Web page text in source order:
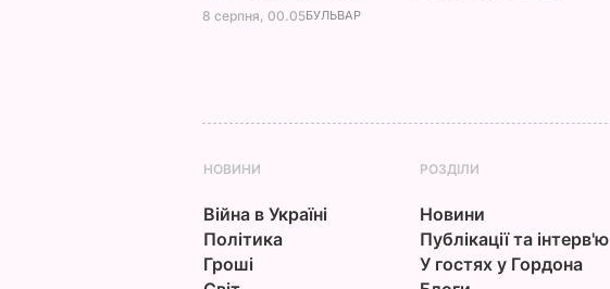
8 серпня, 00.05БУЛЬВАР
НОВИНИ
Війна в Україні
Політика
Гроші
РОЗДІЛИ
Новини
Публікації та інтерв'ю
У гостях у Гордона